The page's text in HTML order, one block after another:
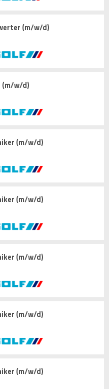
(m/w/d)
(m/w/d)
(m/w/d)
(m/w/d)
(m/w/d)
(m/w/d)
(m/w/d)